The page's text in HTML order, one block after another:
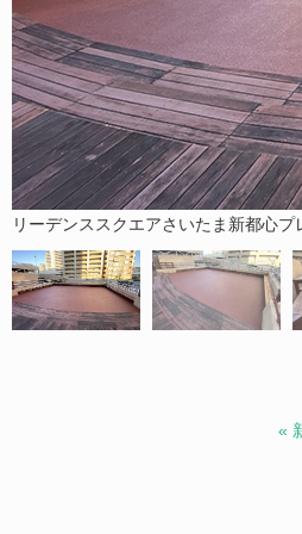
リーデンススクエアさいたま新都心
«